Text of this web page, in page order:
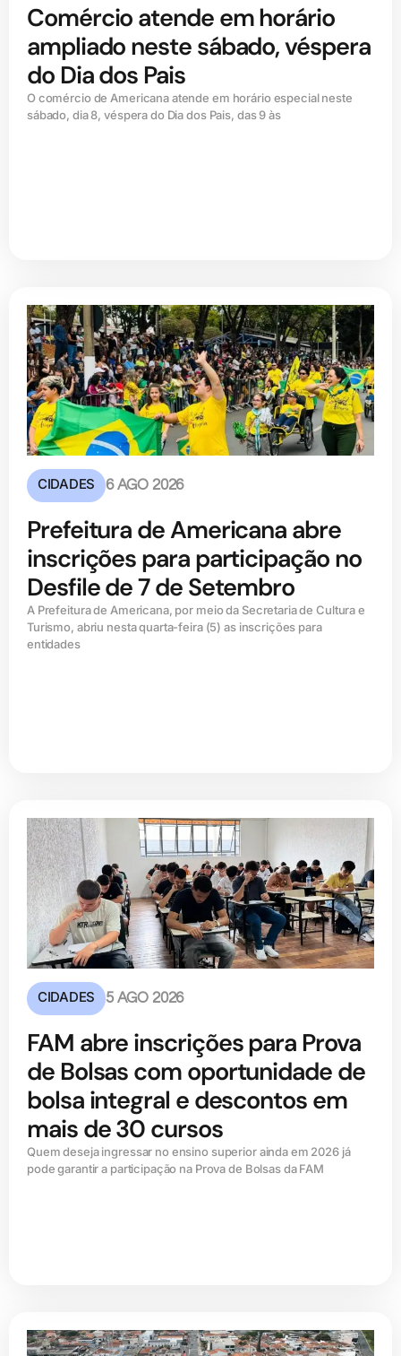
Comércio atende em horário
ampliado neste sábado, véspera
do Dia dos Pais
O comércio de Americana atende em horário especial neste
sábado, dia 8, véspera do Dia dos Pais, das 9 às
CIDADES 6 AGO 2026
Prefeitura de Americana abre
inscrições para participação no
Desfile de 7 de Setembro
A Prefeitura de Americana, por meio da Secretaria de Cultura e
Turismo, abriu nesta quarta-feira (5) as inscrições para
entidades
CIDADES 5 AGO 2026
FAM abre inscrições para Prova
de Bolsas com oportunidade de
bolsa integral e descontos em
mais de 30 cursos
Quem deseja ingressar no ensino superior ainda em 2026 já
pode garantir a participação na Prova de Bolsas da FAM